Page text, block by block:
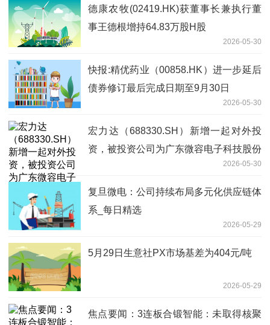
德康农牧(02419.HK)获董事长兼执行董
事王德根增持64.83万股H股
2026-05-30
快报:精优药业（00858.HK）进一步延后
债券修订最后完成日期至9月30日
2026-05-30
宏力达（688330.SH）新增一起对外投
资，被投资公司为广东微容电子科技股份
2026-05-30
复旦微电：公司持续布局多元化供应链体
系_每日精选
2026-05-29
5月29日生意社PX市场基差为404元/吨
2026-05-29
焦点要闻：3连板合锻智能：未取得核聚